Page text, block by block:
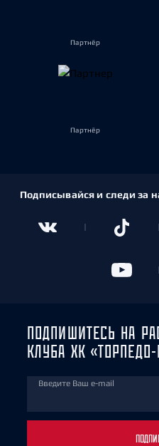
Партнёр
Партнёр
Подписывайся и следи за
ПОДПИШИТЕСЬ НА
КЛУБА ХК
Введите Ваш e-mail